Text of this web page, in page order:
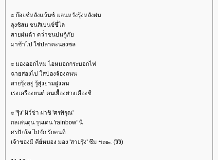
๏ ก๊อยซ์หลังแว้นซ์ แล่นหวังรุ้งหลังฝน
ลุงชิสน ชนสิเบนซ์ขี่ไล่
สายฝนฉ่ำ คว่ำชนบ่นกู้ภั
มาช้าไป ใช่ปลาคะนองชล
๏ มองออกไหม ไอหมอกกระบอกไฟ
ฉายส่องไป ใสป่องจ้องถนน
สายรุ้งอยู่ รู้ยุ่งยามฝูงคน
เร่งเครื่องยนต์ คนเยื้องย่างเคืองซี
๏ 'รุ้ง' ผิว์ซ่า ผ่าชิ 'ศรพิรุณ'
กลเล่นดุน รุนเด่น 'rainbow' นี่
ศรปักใจ ไปจัก รักคนที่
เจ้าของมี คีย์หมอง มอง 'สายรุ้ง' ซึม ๚ะ๛ (งิงิ)